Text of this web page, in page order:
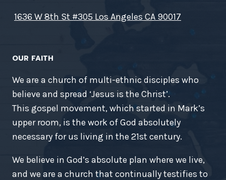
1636 W 8th St #305 Los Angeles CA 90017
OUR FAITH
We are a church of multi-ethnic disciples who
believe and spread ‘Jesus is the Christ’.
This gospel movement, which started in Mark’s
upper room, is the work of God absolutely
necessary for us living in the 21st century.
We believe in God’s absolute plan where we live,
and we are a church that continually testifies to